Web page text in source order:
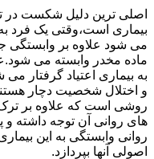
اصلی ترین دلیل شکست در
بیماری است،وقتی یک فرد
می شود علاوه بر وابستگی
ماده مخدر وابسته می
به بیماری اعتیاد گرفتار
و اختلال شخصیت دچار
روشی است که علاوه بر ترک
های روانی آن توجه داشته و
روانی وابستگی به این
اصولی آنها بپردازد.